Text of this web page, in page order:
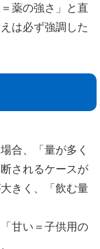
薬の強さ」と直
は必ず強調した
合、「量が多く
されるケースが
きく、「飲む量
甘い＝子供用の